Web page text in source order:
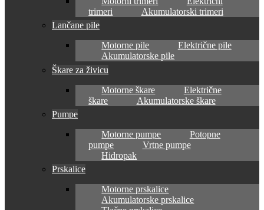
trimeri
Akumulatorski trimeri
Lančane pile
Motorne pile
Električne pile
Akumulatorske pile
Škare za živicu
Motorne škare
Električne
škare
Akumulatorske škare
Pumpe
Motorne pumpe
Potopne
pumpe
Vrtne pumpe
Hidropak
Prskalice
Motorne prskalice
Akumulatorske prskalice